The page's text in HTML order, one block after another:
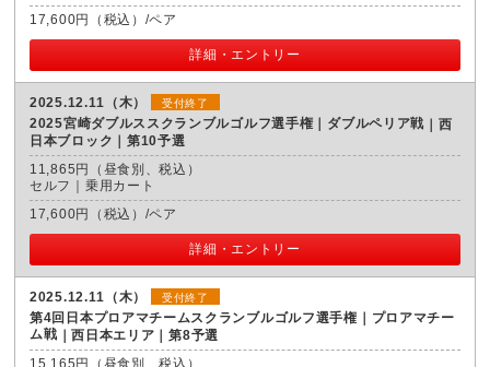
17,600円（税込）/ペア
詳細・エントリー
2025.12.11（木） 受付終了
2025宮崎ダブルススクランブルゴルフ選手権｜ダブルペリア戦
西
日本ブロック｜第10予選
11,865円（昼食別、税込）
セルフ｜乗用カート
17,600円（税込）/ペア
詳細・エントリー
2025.12.11（木） 受付終了
第4回日本プロアマチームスクランブルゴルフ選手権｜プロアマチー
ム戦
西日本エリア｜第8予選
15,165円（昼食別、税込）